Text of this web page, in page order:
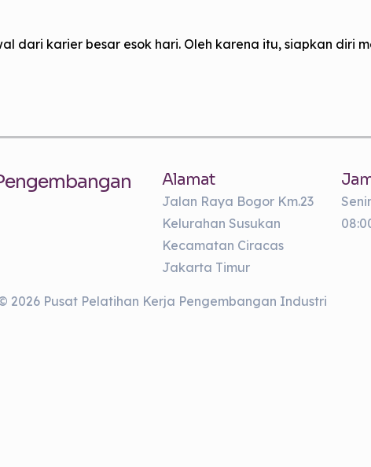
dari karier besar esok hari. Oleh karena itu, siapkan diri
Alamat
Jalan Raya Bogor Km.23
Kelurahan Susukan
Kecamatan Ciracas
Jakarta Timur
2026 Pusat Pelatihan Kerja Pengembangan Industri